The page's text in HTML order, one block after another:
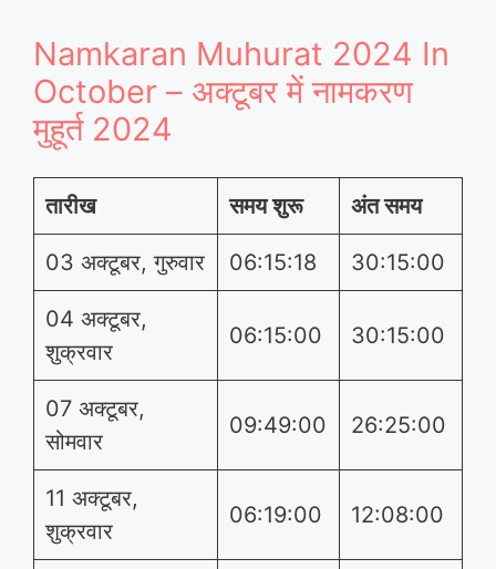
Namkaran Muhurat 2024 In
October – अक्टूबर में नामकरण
मुहूर्त 2024
तारीख समय शुरू अंत समय
03 अक्टूबर, गुरुवार 06:15:18 30:15:00
04 अक्टूबर,
शुक्रवार
06:15:00 30:15:00
07 अक्टूबर,
सोमवार
09:49:00 26:25:00
11 अक्टूबर,
शुक्रवार
06:19:00 12:08:00